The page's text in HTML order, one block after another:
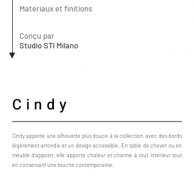
Matériaux et finitions
Conçu par
Studio STI Milano
Cindy
Cindy apporte une silhouette plus douce à la collection, avec des bords
légèrement arrondis et un design accessible. En table de chevet ou en
meuble d'appoint, elle apporte chaleur et charme à tout intérieur tout
en conservant une touche contemporaine.